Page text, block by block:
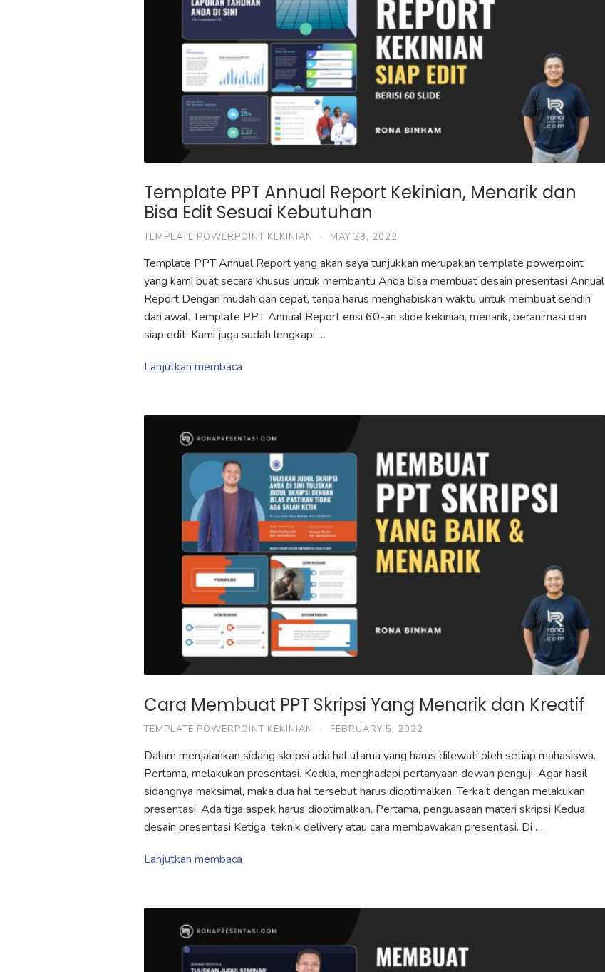
Template PPT Annual Report Kekinian, Menarik dan
Bisa Edit Sesuai Kebutuhan
TEMPLATE POWERPOINT KEKINIAN · MAY 29, 2022
Template PPT Annual Report yang akan saya tunjukkan merupakan template powerpoint
yang kami buat secara khusus untuk membantu Anda bisa membuat desain presentasi Annual
Report Dengan mudah dan cepat, tanpa harus menghabiskan waktu untuk membuat sendiri
dari awal. Template PPT Annual Report erisi 60-an slide kekinian, menarik, beranimasi dan
siap edit. Kami juga sudah lengkapi …
Lanjutkan membaca
Cara Membuat PPT Skripsi Yang Menarik dan Kreatif
TEMPLATE POWERPOINT KEKINIAN · FEBRUARY 5, 2022
Dalam menjalankan sidang skripsi ada hal utama yang harus dilewati oleh setiap mahasiswa.
Pertama, melakukan presentasi. Kedua, menghadapi pertanyaan dewan penguji. Agar hasil
sidangnya maksimal, maka dua hal tersebut harus dioptimalkan. Terkait dengan melakukan
presentasi. Ada tiga aspek harus dioptimalkan. Pertama, penguasaan materi skripsi Kedua,
desain presentasi Ketiga, teknik delivery atau cara membawakan presentasi. Di …
Lanjutkan membaca